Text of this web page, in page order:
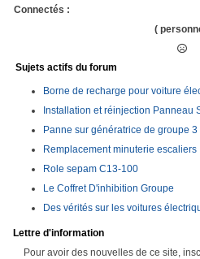
Connectés :
(
Sujets actifs du forum
Borne de recharge pour voiture
Installation et réinjection Panneau
Panne sur génératrice de groupe
Remplacement minuterie escaliers
Role sepam C13-100
Le Coffret D'inhibition Groupe
Des vérités sur les voitures
Lettre d'information
Pour avoir des nouvelles de ce site,